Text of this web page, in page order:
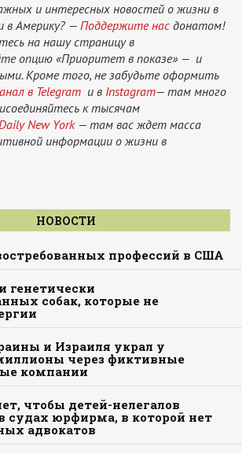
и интересных новостей о жизни в
в Америку? — Поддержите нас донатом!
на нашу страницу в
опцию «Приоритет в показе» — и
Кроме того, не забудьте оформить
в Telegram и в Instagram— там много
к тысячам
New York— там вас ждет масса
информации о жизни в
НОВОСТИ
профессий в США
генетически
собак, которые не
и Израиля украл у
через фиктивные
компании
чтобы детей-нелегалов
судах юрфирма, в которой нет
адвокатов